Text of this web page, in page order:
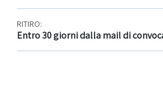
RITIRO:
Entro 30 giorni dalla mail di